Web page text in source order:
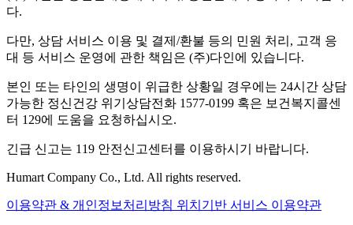
다.
다만, 상담 서비스 이용 및 결제/환불 등의 민원 처리, 고객 응
대 등 서비스 운영에 관한 책임은 (주)다인에 있습니다.
본인 또는 타인의 생명이 위급한 상황일 경우에는 24시간 상담
가능한 정신건강 위기상담전화 1577-0199 혹은 보건복지콜센
터 129에 도움을 요청하십시오.
긴급 신고는 119 안전신고센터를 이용하시기 바랍니다.
Humart Company Co., Ltd. All rights reserved.
이용약관 & 개인정보처리방침 위치기반 서비스 이용약관